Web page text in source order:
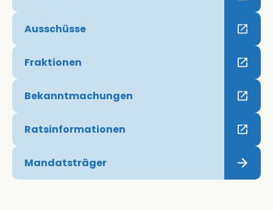
Ausschüsse
Fraktionen
Bekanntmachungen
Ratsinformationen
Mandatsträger